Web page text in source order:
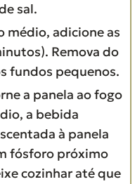
sal.
médio, adicione as
Remova do
fundos pequenos.
a panela ao fogo
a bebida
à panela
fósforo próximo
cozinhar até que